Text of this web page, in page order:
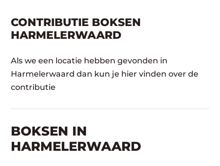
CONTRIBUTIE BOKSEN
HARMELERWAARD
Als we een locatie hebben gevonden in
Harmelerwaard dan kun je hier vinden over de
contributie
BOKSEN IN
HARMELERWAARD